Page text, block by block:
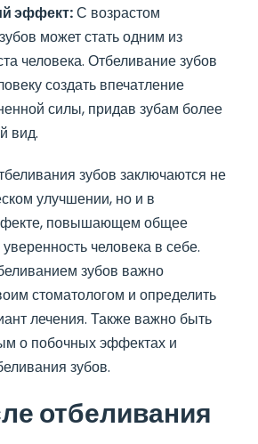
эффект:С возрастом
может стать одним из
человека. Отбеливание зубов
создать впечатление
силы, придав зубам более
вид.
зубов заключаются не
улучшении, но и в
повышающем общее
человека в себе.
зубов важно
стоматологом и определить
лечения. Также важно быть
о побочных эффектах и
зубов.
отбеливания